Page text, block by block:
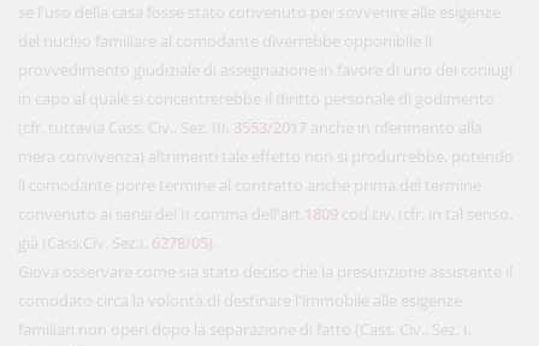
se l'uso della casa fosse stato convenuto per sovvenire alle esigenze
del nucleo familiare al comodante diverrebbe opponibile il
provvedimento giudiziale di assegnazione in favore di uno dei coniugi
in capo al quale si concentrerebbe il diritto personale di godimento
(cfr. tuttavia Cass. Civ., Sez. III, 3553/2017 anche in riferimento alla
mera convivenza) altrimenti tale effetto non si produrrebbe, potendo
il comodante porre termine al contratto anche prima del termine
convenuto ai sensi del II comma dell'art.1809 cod.civ. (cfr. in tal senso,
già (Cass.Civ. Sez.I, 6278/05).
Giova osservare come sia stato deciso che la presunzione assistente il
comodato circa la volontà di destinare l'immobile alle esigenze
familiari non operi dopo la separazione di fatto (Cass. Civ., Sez. I,